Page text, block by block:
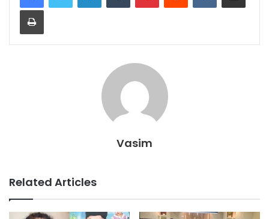
Print
Vasim
Related Articles